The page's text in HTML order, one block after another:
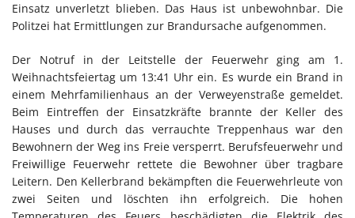
Einsatz unverletzt blieben. Das Haus ist unbewohnbar. Die
Politzei hat Ermittlungen zur Brandursache aufgenommen.
Der Notruf in der Leitstelle der Feuerwehr ging am 1.
Weihnachtsfeiertag um 13:41 Uhr ein. Es wurde ein Brand in
einem Mehrfamilienhaus an der Verweyenstraße gemeldet.
Beim Eintreffen der Einsatzkräfte brannte der Keller des
Hauses und durch das verrauchte Treppenhaus war den
Bewohnern der Weg ins Freie versperrt. Berufsfeuerwehr und
Freiwillige Feuerwehr rettete die Bewohner über tragbare
Leitern. Den Kellerbrand bekämpften die Feuerwehrleute von
zwei Seiten und löschten ihn erfolgreich. Die hohen